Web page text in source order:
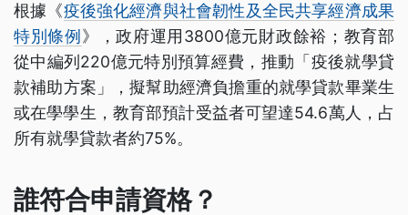
根據《疫後強化經濟與社會韌性及全民共享經濟成果
特別條例 》，政府運用3800億元財政餘裕；教育部
從中編列220億元特別預算經費，推動「疫後就學貸
款補助方案」，擬幫助經濟負擔重的就學貸款畢業生
或在學學生，教育部預計受益者可望達54.6萬人，占
所有就學貸款者約75%。
誰符合申請資格？